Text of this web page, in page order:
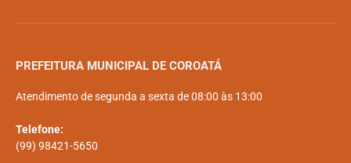
PREFEITURA MUNICIPAL DE COROATÁ
Atendimento de segunda a sexta de 08:00 às 13:00
Telefone:
(99) 98421-5650